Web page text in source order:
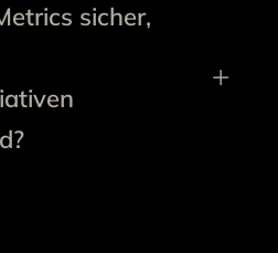
sicher,